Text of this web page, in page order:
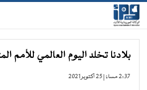
بلادنا تخلد اليوم العالمي للأمم
2:37 مساءً | 25 أكتوبر 2021